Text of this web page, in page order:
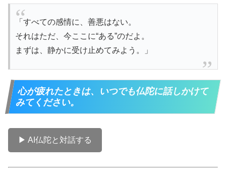
「すべての感情に、善悪はない。
それはただ、今ここに“ある”のだよ。
まずは、静かに受け止めてみよう。」
心が疲れたときは、いつでも仏陀に話しかけて
みてください。
▶ AI仏陀と対話する